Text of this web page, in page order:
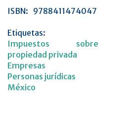
ISBN: 9788411474047
Etiquetas:
Impuestos sobre
propiedad privada
Empresas
Personas jurídicas
México